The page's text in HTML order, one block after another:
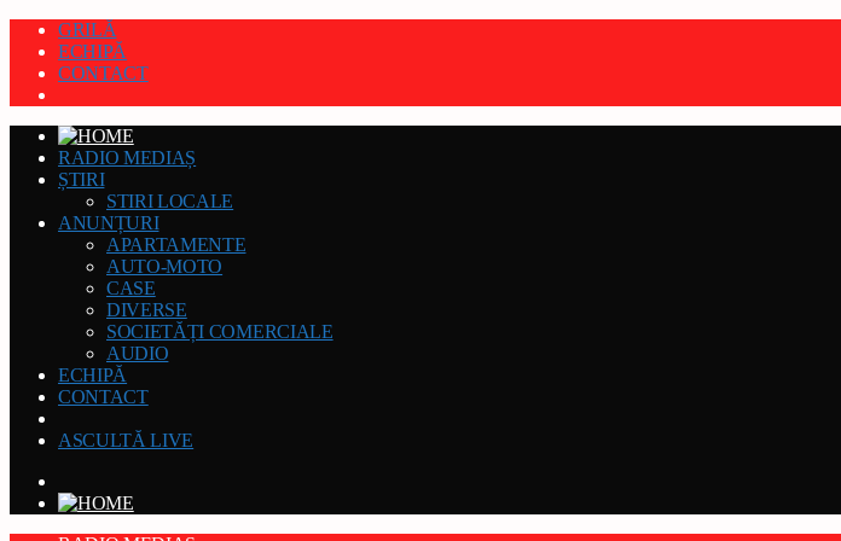
GRILĂ
ECHIPĂ
CONTACT
RADIO MEDIAȘ
ȘTIRI
STIRI LOCALE
ANUNȚURI
APARTAMENTE
AUTO-MOTO
CASE
DIVERSE
SOCIETĂȚI COMERCIALE
AUDIO
ECHIPĂ
CONTACT
ASCULTĂ LIVE